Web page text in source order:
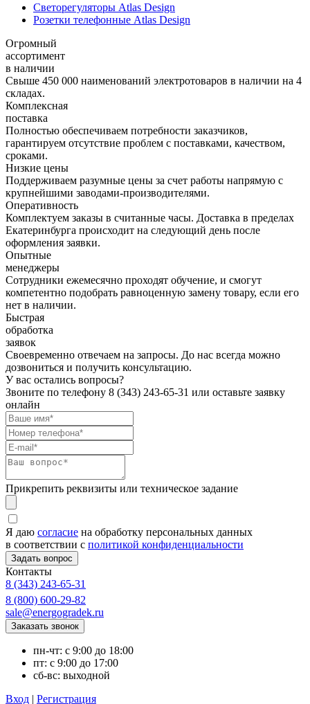
Светорегуляторы Atlas Design
Розетки телефонные Atlas Design
Огромный
ассортимент
в наличии
Свыше 450 000 наименований электротоваров в наличии на 4
складах.
Комплексная
поставка
Полностью обеспечиваем потребности заказчиков,
гарантируем отсутствие проблем с поставками, качеством,
сроками.
Низкие цены
Поддерживаем разумные цены за счет работы напрямую с
крупнейшими заводами-производителями.
Оперативность
Комплектуем заказы в считанные часы. Доставка в пределах
Екатеринбурга происходит на следующий день после
оформления заявки.
Опытные
менеджеры
Сотрудники ежемесячно проходят обучение, и смогут
компетентно подобрать равноценную замену товару, если его
нет в наличии.
Быстрая
обработка
заявок
Своевременно отвечаем на запросы. До нас всегда можно
дозвониться и получить консультацию.
У вас остались вопросы?
Звоните по телефону 8 (343) 243-65-31 или оставьте заявку
онлайн
Прикрепить реквизиты или техническое задание
Я даю согласие на обработку персональных данных
в соответствии с политикой конфиденциальности
Контакты
8 (343) 243-65-31
8 (800) 600-29-82
sale@energogradek.ru
пн-чт: с 9:00 до 18:00
пт: с 9:00 до 17:00
сб-вс: выходной
Вход | Регистрация